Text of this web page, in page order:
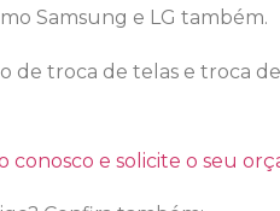
Samsung e LG também.
de troca de telas e troca
conosco e solicite o seu